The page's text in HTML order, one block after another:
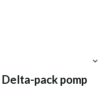
pack pomp